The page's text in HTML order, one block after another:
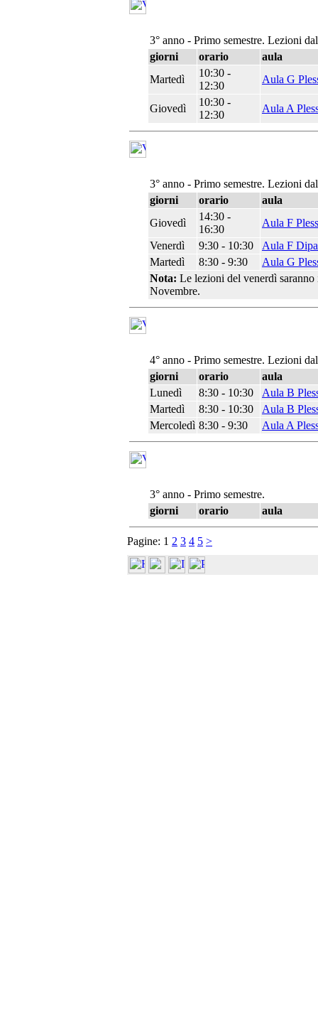
3° anno - Primo semestre. Lezioni
giorni
orario
aula
Martedì
10:30 -
12:30
Aula G
Giovedì
10:30 -
12:30
Aula A
3° anno - Primo semestre. Lezioni
giorni
orario
aula
Giovedì
14:30 -
16:30
Aula F
Venerdì
9:30 - 10:30
Aula F
Martedì
8:30 - 9:30
Aula G
Nota: Le lezioni del venerdì
Novembre.
4° anno - Primo semestre. Lezioni
giorni
orario
aula
Lunedì
8:30 - 10:30
Aula B
Martedì
8:30 - 10:30
Aula B
Mercoledì 8:30 - 9:30 Aula A
3° anno - Primo semestre.
giorni
orario aula
Pagine: 1 2 3 4 5 >